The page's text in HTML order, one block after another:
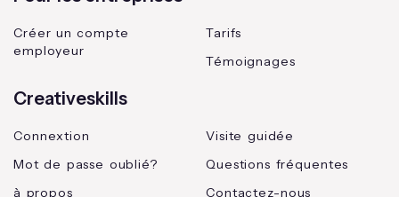
Créer un compte
employeur
Tarifs
Témoignages
Creativeskills
Connextion
Mot de passe oublié?
à propos
Visite guidée
Questions fréquentes
Contactez-nous